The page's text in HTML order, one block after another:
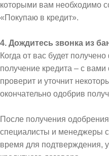
которыми вам необходимо
«Покупаю в кредит».
4. Дождитесь звонка из
Когда от вас будет
получение кредита – с вами
проверит и уточнит
окончательно одобрив
После получения
специалисты и менеджеры
время для подтверждения,